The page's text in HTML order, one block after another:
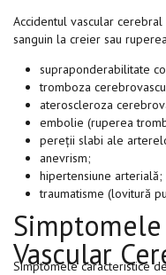
Accidentul vascular
sanguin la creier sau
supraponderabilitate
tromboza
ateroscleroza
embolie (ruperea
pereții slabi ale
anevrism;
hipertensiune arterială;
traumatisme (lovitură
Simptomele
Vascular
Simptomele caracteristice de